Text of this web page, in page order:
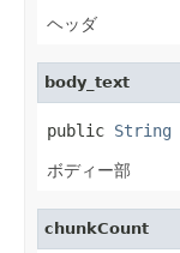
ヘッダ
body_text
public String
ボディー部
chunkCount